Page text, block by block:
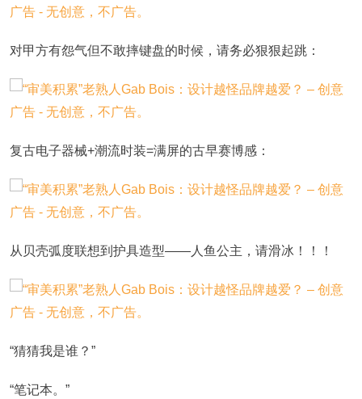
对甲方有怨气但不敢摔键盘的时候，请务必狠狠起跳：
复古电子器械+潮流时装=满屏的古早赛博感：
从贝壳弧度联想到护具造型——人鱼公主，请滑冰！！！
“猜猜我是谁？”
“笔记本。”